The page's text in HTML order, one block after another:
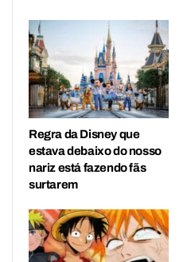
Regra da Disney que
estava debaixo do nosso
nariz está fazendo fãs
surtarem